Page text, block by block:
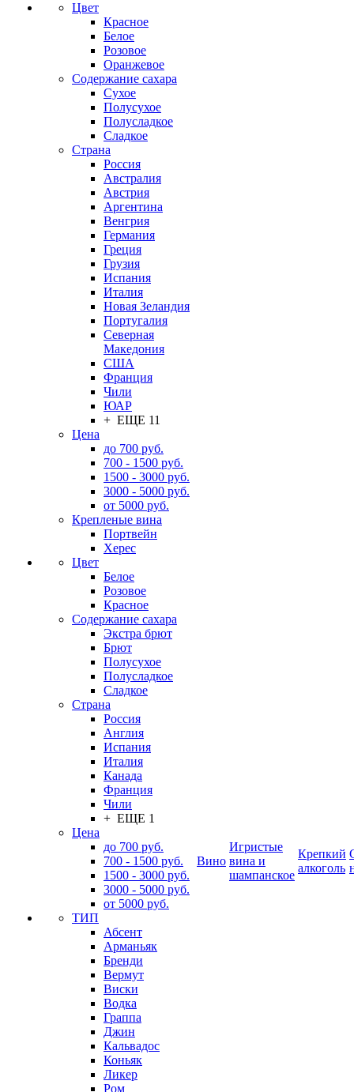
Цвет
Красное
Белое
Розовое
Оранжевое
Содержание сахара
Сухое
Полусухое
Полусладкое
Сладкое
Страна
Россия
Австралия
Австрия
Аргентина
Венгрия
Германия
Греция
Грузия
Испания
Италия
Новая Зеландия
Португалия
Северная
Македония
США
Франция
Чили
ЮАР
+ ЕЩЕ 11
Цена
до 700 руб.
700 - 1500 руб.
1500 - 3000 руб.
3000 - 5000 руб.
от 5000 руб.
Крепленые вина
Портвейн
Херес
Цвет
Белое
Розовое
Красное
Содержание сахара
Экстра брют
Брют
Полусухое
Полусладкое
Сладкое
Страна
Россия
Англия
Испания
Италия
Канада
Франция
Чили
+ ЕЩЕ 1
Цена
до 700 руб.
700 - 1500 руб.
1500 - 3000 руб.
3000 - 5000 руб.
от 5000 руб.
ТИП
Абсент
Арманьяк
Бренди
Вермут
Виски
Водка
Граппа
Джин
Кальвадос
Коньяк
Ликер
Ром
Вино
Игристые
вина и
шампанское
Крепкий
алкоголь